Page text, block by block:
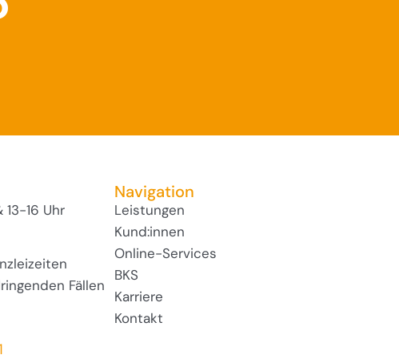
16 Uhr
Fällen
Navigation
Leistungen
Kund:innen
Online-Services
BKS
Karriere
Kontakt